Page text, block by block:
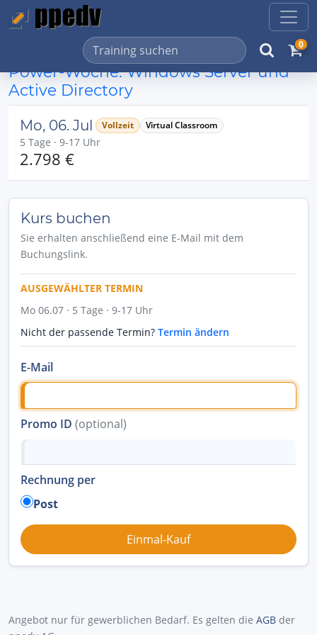
0
Power-Woche: Windows Server und
Active Directory
Mo, 06. Jul Vollzeit Virtual Classroom
5 Tage · 9-17 Uhr
2.798 €
Kurs buchen
Sie erhalten anschließend eine E-Mail mit dem
Buchungslink.
AUSGEWÄHLTER TERMIN
Mo 06.07 · 5 Tage · 9-17 Uhr
Nicht der passende Termin? Termin ändern
E-Mail
Promo ID (optional)
Rechnung per
Post
Angebot nur für gewerblichen Bedarf. Es gelten die AGB der